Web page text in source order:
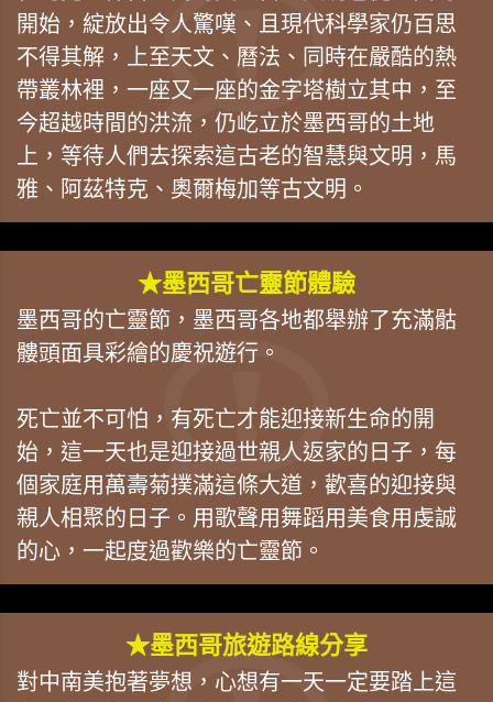
開始，綻放出令人驚嘆、且現代科學家仍百思
不得其解，上至天文、曆法、同時在嚴酷的熱
帶叢林裡，一座又一座的金字塔樹立其中，至
今超越時間的洪流，仍屹立於墨西哥的土地
上，等待人們去探索這古老的智慧與文明，馬
雅、阿茲特克、奧爾梅加等古文明。
★墨西哥亡靈節體驗
墨西哥的亡靈節，墨西哥各地都舉辦了充滿骷
髏頭面具彩繪的慶祝遊行。
死亡並不可怕，有死亡才能迎接新生命的開
始，這一天也是迎接過世親人返家的日子，每
個家庭用萬壽菊撲滿這條大道，歡喜的迎接與
親人相聚的日子。用歌聲用舞蹈用美食用虔誠
的心，一起度過歡樂的亡靈節。
★墨西哥旅遊路線分享
對中南美抱著夢想，心想有一天一定要踏上這